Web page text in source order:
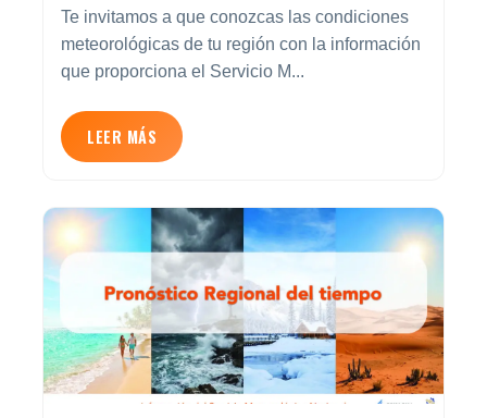
Te invitamos a que conozcas las condiciones
meteorológicas de tu región con la información
que proporciona el Servicio M...
LEER MÁS